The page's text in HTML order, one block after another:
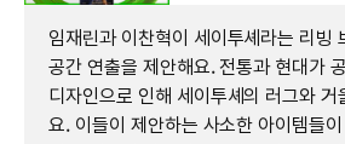
임재린과 이찬혁이 세이투셰라는 리빙
공간 연출을 제안해요. 전통과 현대가
디자인으로 인해 세이투셰의 러그와 거
요. 이들이 제안하는 사소한 아이템들